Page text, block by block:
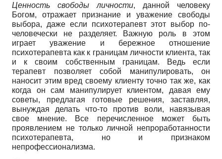
Ценность свободы личности, данной человеку
Богом, отражает признание и уважение свободы
выбора, даже если психотерапевт этот выбор по-
человечески не разделяет. Важную роль в этом
играет уважение и бережное отношение
психотерапевта как к границам личности клиента, так
и к своим собственным границам. Ведь если
терапевт позволяет собой манипулировать, он
наносит этим вред своему клиенту точно так же, как
когда он сам манипулирует клиентом, давая ему
советы, предлагая готовые решения, заставляя,
вынуждая делать что-то против воли, навязывая
свое мнение. Все перечисленное может быть
проявлением не только личной непроработанности
психотерапевта, но и признаком
непрофессионализма.